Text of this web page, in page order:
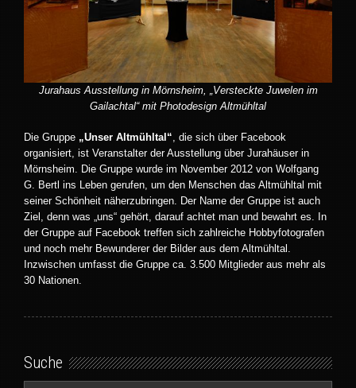
Jurahaus Ausstellung in Mörnsheim, „Versteckte Juwelen im
Gailachtal“ mit Photodesign Altmühltal
Die Gruppe „Unser Altmühltal“, die sich über Facebook
organisiert, ist Veranstalter der Ausstellung über Jurahäuser in
Mörnsheim. Die Gruppe wurde im November 2012 von Wolfgang
G. Bertl ins Leben gerufen, um den Menschen das Altmühltal mit
seiner Schönheit näherzubringen. Der Name der Gruppe ist auch
Ziel, denn was „uns“ gehört, darauf achtet man und bewahrt es. In
der Gruppe auf Facebook treffen sich zahlreiche Hobbyfotografen
und noch mehr Bewunderer der Bilder aus dem Altmühltal.
Inzwischen umfasst die Gruppe ca. 3.500 Mitglieder aus mehr als
30 Nationen.
Suche